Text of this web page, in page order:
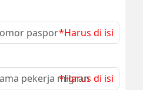
*Harus di isi
*Harus di isi